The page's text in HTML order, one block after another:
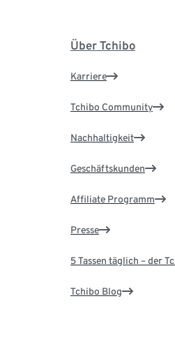
Über Tchibo
Karriere
Tchibo Community
Nachhaltigkeit
Geschäftskunden
Affiliate Programm
Presse
5 Tassen täglich – der
Tchibo Blog